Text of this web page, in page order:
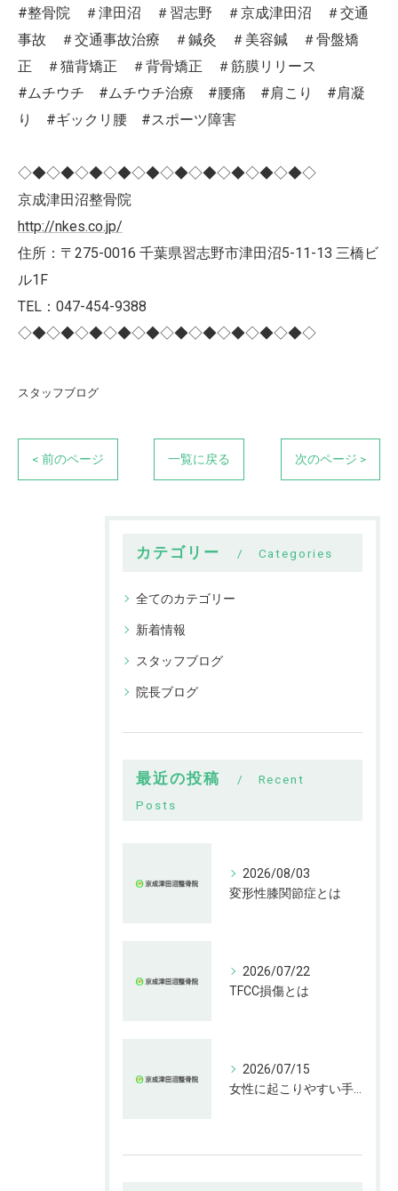
#整骨院 ＃津田沼 ＃習志野 ＃京成津田沼 ＃交通
事故 ＃交通事故治療 ＃鍼灸 ＃美容鍼 ＃骨盤矯
正 ＃猫背矯正 ＃背骨矯正 ＃筋膜リリース
#ムチウチ #ムチウチ治療 #腰痛 #肩こり #肩凝
り #ギックリ腰 #スポーツ障害
◇◆◇◆◇◆◇◆◇◆◇◆◇◆◇◆◇◆◇◆◇
京成津田沼整骨院
http://nkes.co.jp/
住所：〒275-0016 千葉県習志野市津田沼5-11-13 三橋ビ
ル1F
TEL：047-454-9388
◇◆◇◆◇◆◇◆◇◆◇◆◇◆◇◆◇◆◇◆◇
スタッフブログ
< 前のページ 一覧に戻る 次のページ >
カテゴリー Categories
全てのカテゴリー
新着情報
スタッフブログ
院長ブログ
最近の投稿
Recent
Posts
2026/08/03
変形性膝関節症とは
2026/07/22
TFCC損傷とは
2026/07/15